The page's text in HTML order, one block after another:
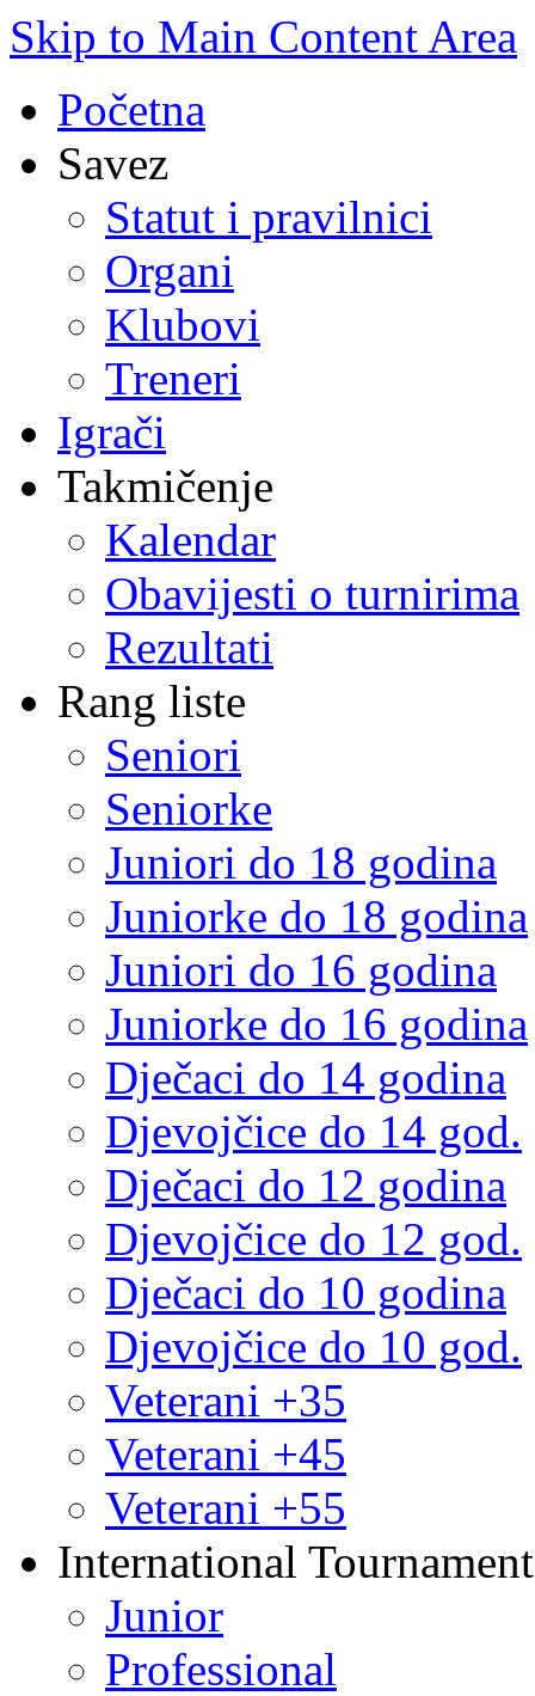
Skip to Main Content Area
Početna
Savez
Statut i pravilnici
Organi
Klubovi
Treneri
Igrači
Takmičenje
Kalendar
Obavijesti o turnirima
Rezultati
Rang liste
Seniori
Seniorke
Juniori do 18 godina
Juniorke do 18 godina
Juniori do 16 godina
Juniorke do 16 godina
Dječaci do 14 godina
Djevojčice do 14 god.
Dječaci do 12 godina
Djevojčice do 12 god.
Dječaci do 10 godina
Djevojčice do 10 god.
Veterani +35
Veterani +45
Veterani +55
International
Junior
Professional